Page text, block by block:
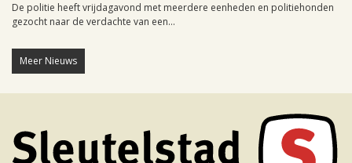
De politie heeft vrijdagavond met meerdere eenheden en politiehonden
gezocht naar de verdachte van een...
Meer Nieuws